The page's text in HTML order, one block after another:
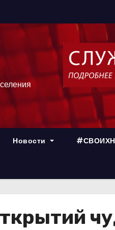
Новости